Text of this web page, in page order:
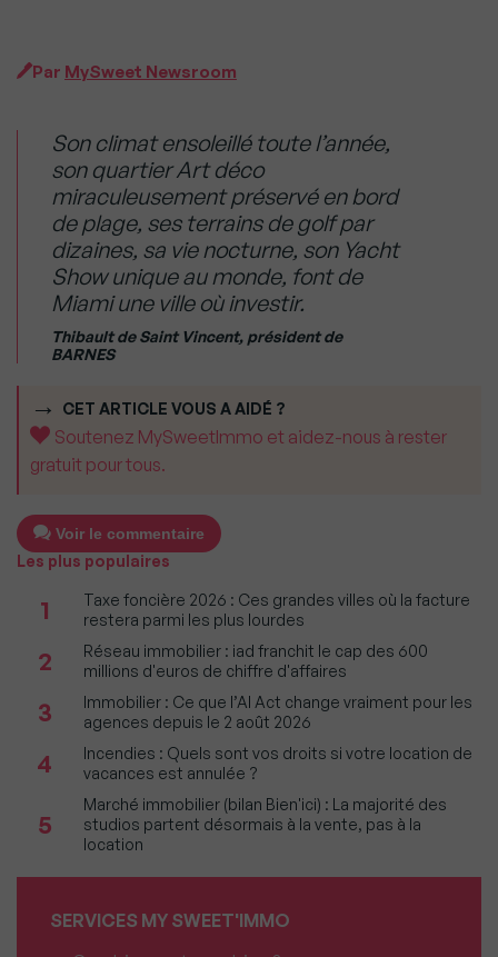
Par MySweet Newsroom
Son climat ensoleillé toute l’année,
son quartier Art déco
miraculeusement préservé en bord
de plage, ses terrains de golf par
dizaines, sa vie nocturne, son Yacht
Show unique au monde, font de
Miami une ville où investir.
Thibault de Saint Vincent, président de
BARNES
CET ARTICLE VOUS A AIDÉ ?
Soutenez MySweetImmo et aidez-nous à rester
gratuit pour tous.
Voir le commentaire
Les plus populaires
1
Taxe foncière 2026 : Ces grandes villes où la facture
restera parmi les plus lourdes
2
Réseau immobilier : iad franchit le cap des 600
millions d'euros de chiffre d'affaires
3
Immobilier : Ce que l’AI Act change vraiment pour les
agences depuis le 2 août 2026
4
Incendies : Quels sont vos droits si votre location de
vacances est annulée ?
5
Marché immobilier (bilan Bien'ici) : La majorité des
studios partent désormais à la vente, pas à la
location
SERVICES MY SWEET'IMMO